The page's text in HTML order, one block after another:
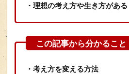
・理想の考え方や生き方がある
・考え方を変える方法